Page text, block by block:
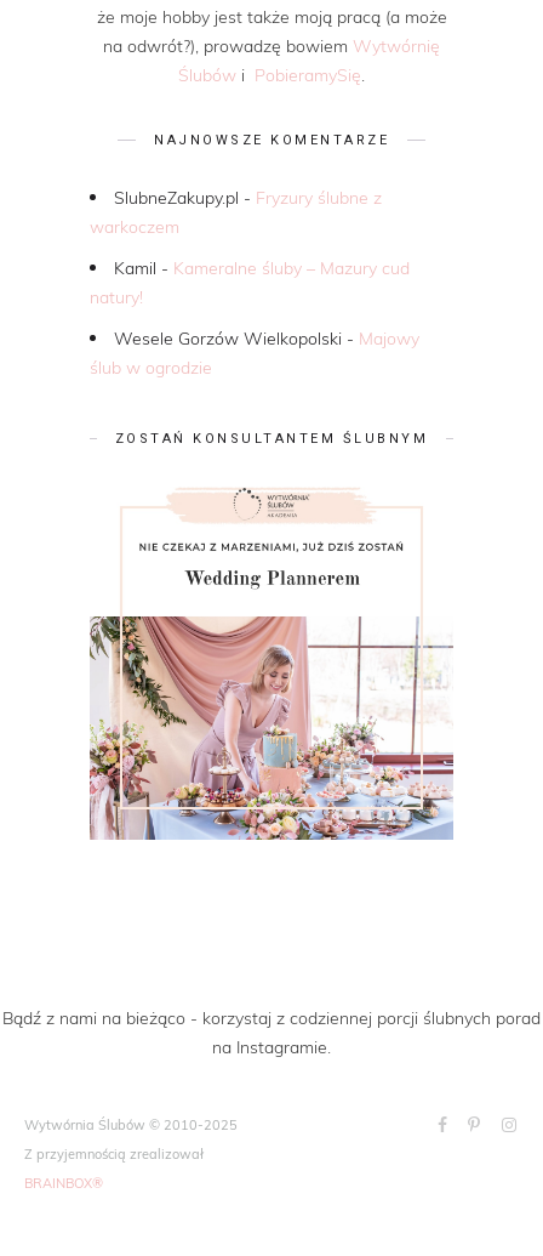
że moje hobby jest także moją pracą (a może
na odwrót?), prowadzę bowiem Wytwórnię
Ślubów i PobieramySię.
NAJNOWSZE KOMENTARZE
SlubneZakupy.pl - Fryzury ślubne z
warkoczem
Kamil - Kameralne śluby – Mazury cud
natury!
Wesele Gorzów Wielkopolski - Majowy
ślub w ogrodzie
ZOSTAŃ KONSULTANTEM ŚLUBNYM
Bądź z nami na bieżąco - korzystaj z codziennej porcji ślubnych porad
na Instagramie.
Wytwórnia Ślubów © 2010-2025
Z przyjemnością zrealizował
BRAINBOX®